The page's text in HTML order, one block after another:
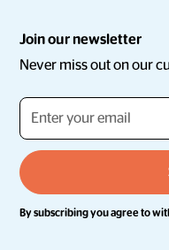
Join our newsletter
Never miss out on our
By subscribing you agree to